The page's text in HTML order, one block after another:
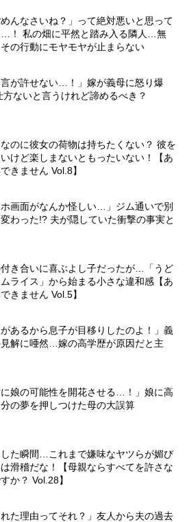
めんなさいね？」って絶対悪いと思って
…！ 私の畑に平然と踏み入る隣人…無
の行動にモヤモヤが止まらない
言が許せない…！」嫁が義母に怒り爆
方ないと言うけれど諦めるべき？
のに彼女の荷物は持ちたくない？ 彼を
けど楽しまないともったいない！【あ
きません Vol.8】
ホ画面がなんか怪しい…」ジム通いで別
わった!? 夫が隠していた衝撃の事実と
き合いに喜ぶよし子だったが…「うど
ライス」から始まる小さな違和感【あ
きません Vol.5】
があるから息子が目移りしたのよ！」義
解に唖然…嫁の高学歴が原因だと主
に娘の可能性を開花させる…！」娘に高
の夢を押しつけた母の大誤算
た瞬間…これまで嫌味なヤツらが媚び
滑稽だな！【母親ならすべてを許さな
か？ Vol.28】
れた理由ってそれ？」友人から夫の過去